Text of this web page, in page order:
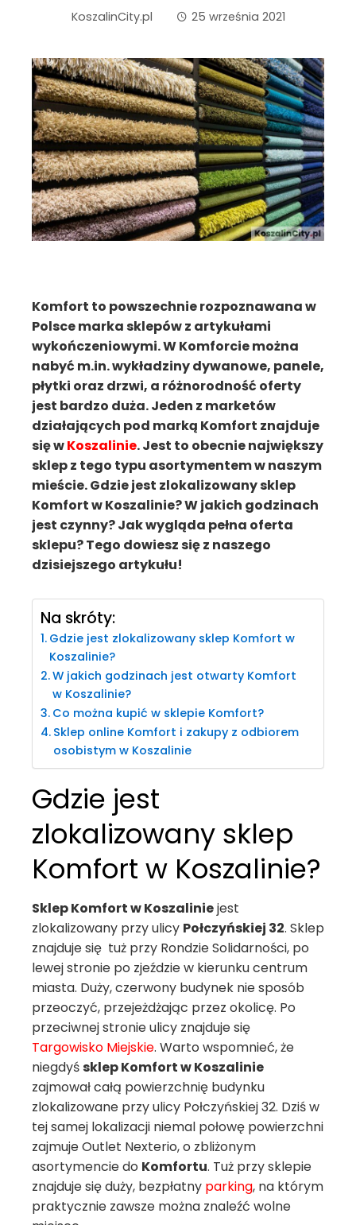
KoszalinCity.pl 25 września 2021
Komfort to powszechnie rozpoznawana w
Polsce marka sklepów z artykułami
wykończeniowymi. W Komforcie można
nabyć m.in. wykładziny dywanowe, panele,
płytki oraz drzwi, a różnorodność oferty
jest bardzo duża. Jeden z marketów
działających pod marką Komfort znajduje
się wKoszalinie. Jest to obecnie największy
sklep z tego typu asortymentem w naszym
mieście. Gdzie jest zlokalizowany sklep
Komfort w Koszalinie? W jakich godzinach
jest czynny? Jak wygląda pełna oferta
sklepu? Tego dowiesz się z naszego
dzisiejszego artykułu!
Na skróty:
Gdzie jest zlokalizowany sklep Komfort w
Koszalinie?
W jakich godzinach jest otwarty Komfort
w Koszalinie?
Co można kupić w sklepie Komfort?
Sklep online Komfort i zakupy z odbiorem
osobistym w Koszalinie
Gdzie jest
zlokalizowany sklep
Komfort w Koszalinie?
Sklep Komfort w Koszaliniejest
zlokalizowany przy ulicy Połczyńskiej 32. Sklep
znajduje się tuż przy Rondzie Solidarności, po
lewej stronie po zjeździe w kierunku centrum
miasta. Duży, czerwony budynek nie sposób
przeoczyć, przejeżdżając przez okolicę. Po
przeciwnej stronie ulicy znajduje się
Targowisko Miejskie. Warto wspomnieć, że
niegdyśsklep Komfort w Koszalinie
zajmował całą powierzchnię budynku
zlokalizowane przy ulicy Połczyńskiej 32. Dziś w
tej samej lokalizacji niemal połowę powierzchni
zajmuje Outlet Nexterio, o zbliżonym
asortymencie do Komfortu. Tuż przy sklepie
znajduje się duży, bezpłatny parking, na którym
praktycznie zawsze można znaleźć wolne